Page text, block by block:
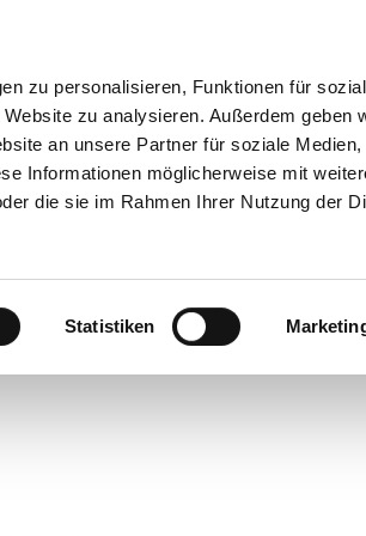
zu personalisieren, Funktionen für
zu analysieren. Außerdem geben
an unsere Partner für soziale Medien,
Informationen möglicherweise mit
die sie im Rahmen Ihrer Nutzung der
Statistiken
Veranstaltungen